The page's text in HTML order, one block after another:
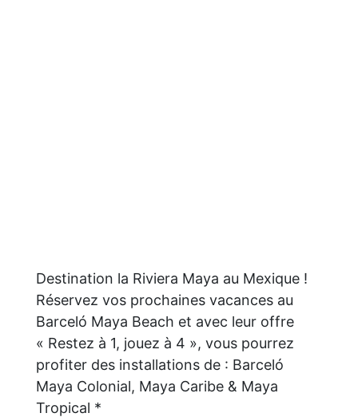
Destination la Riviera Maya au Mexique !
Réservez vos prochaines vacances au
Barceló Maya Beach et avec leur offre
« Restez à 1, jouez à 4 », vous pourrez
profiter des installations de : Barceló
Maya Colonial, Maya Caribe & Maya
Tropical *